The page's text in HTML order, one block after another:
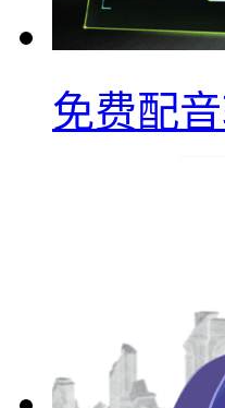
免费配